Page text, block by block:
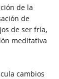
de la
de
de ser fría,
meditativa
cambios